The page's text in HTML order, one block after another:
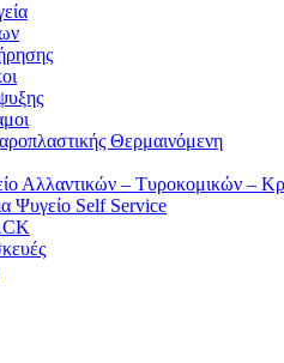
Θερμαινόμενη
Αλλαντικών – Τυροκομικών –
Ψυγείο Self Service